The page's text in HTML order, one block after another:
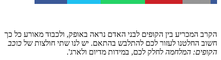
הקרב המכריע בין הקופים לבני האדם נראה באופק, ולכבוד מאורע כל כך
חשוב החלטנו לעזור לכם להתלבש בהתאם. יש לנו שתי חולצות של כוכב
הקופים: המלחמה לחלק לכם, במידות מדיום ולארג'.